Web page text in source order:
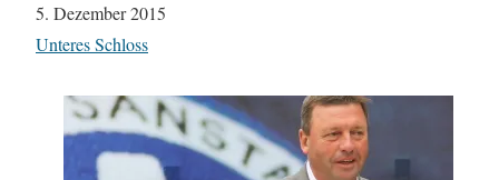
Datum
5. Dezember 2015
In Bezug auf
Unteres Schloss